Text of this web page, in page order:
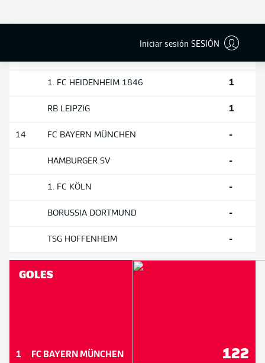
Iniciar sesión SESIÓN
GOLES
1 FC BAYERN MÜNCHEN 122
1. FC HEIDENHEIM 1846 1
RB LEIPZIG 1
14 FC BAYERN MÜNCHEN -
HAMBURGER SV -
1. FC KÖLN -
BORUSSIA DORTMUND -
TSG HOFFENHEIM -